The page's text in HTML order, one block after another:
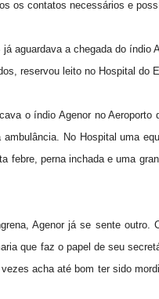
os contatos necessários e
aguardava a chegada do
reservou leito no Hospital do
o índio Agenor no
No Hospital uma
febre, perna inchada e uma
Agenor já se sente
que faz o papel de seu
acha até bom ter sido